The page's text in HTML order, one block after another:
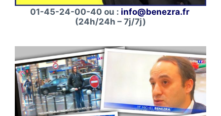
01-45-24-00-40 ou : info@benezra.fr
(24h/24h – 7j/7j)